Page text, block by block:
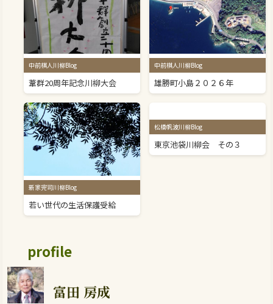
中前棋人川柳Blog
葦群20周年記念川柳大会
中前棋人川柳Blog
雄勝町小島２０２６年
新家完司川柳Blog
若い世代の生活保護受給
松橋帆波川柳Blog
東京池袋川柳会 その３
profile
富田 房成